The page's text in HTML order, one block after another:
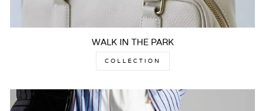
WALK IN THE PARK
COLLECTION